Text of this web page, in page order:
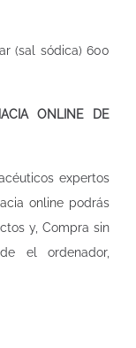
(sal sódica) 600
ONLINE DE
expertos
online podrás
y, Compra sin
el ordenador,